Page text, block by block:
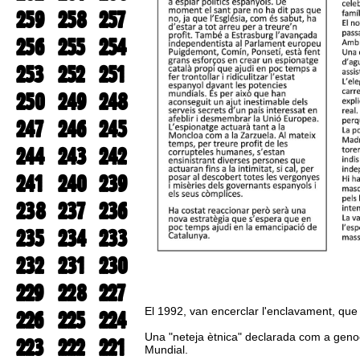
259 258 257
256 255 254
253 252 251
250 249 248
247 246 245
244 243 242
241 240 239
238 237 236
235 234 233
232 231 230
229 228 227
226 225 224
223 222 221
El 1992, van encerclar l'enclavament,
Una "neteja ètnica" declarada com a
Mundial.